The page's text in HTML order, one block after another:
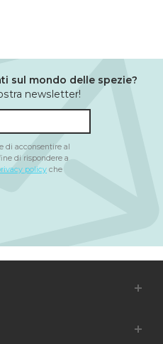
sul mondo delle spezie?
newsletter!
di acconsentire al
di rispondere a
policy che